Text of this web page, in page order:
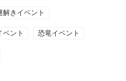
解きイベント
ベント 恐竜イベント